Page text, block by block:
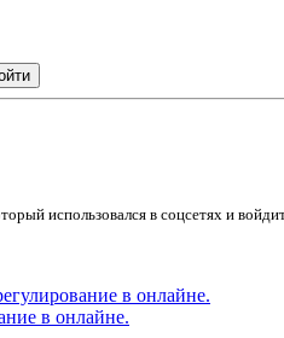
использовался в соцсетях и
в онлайне.